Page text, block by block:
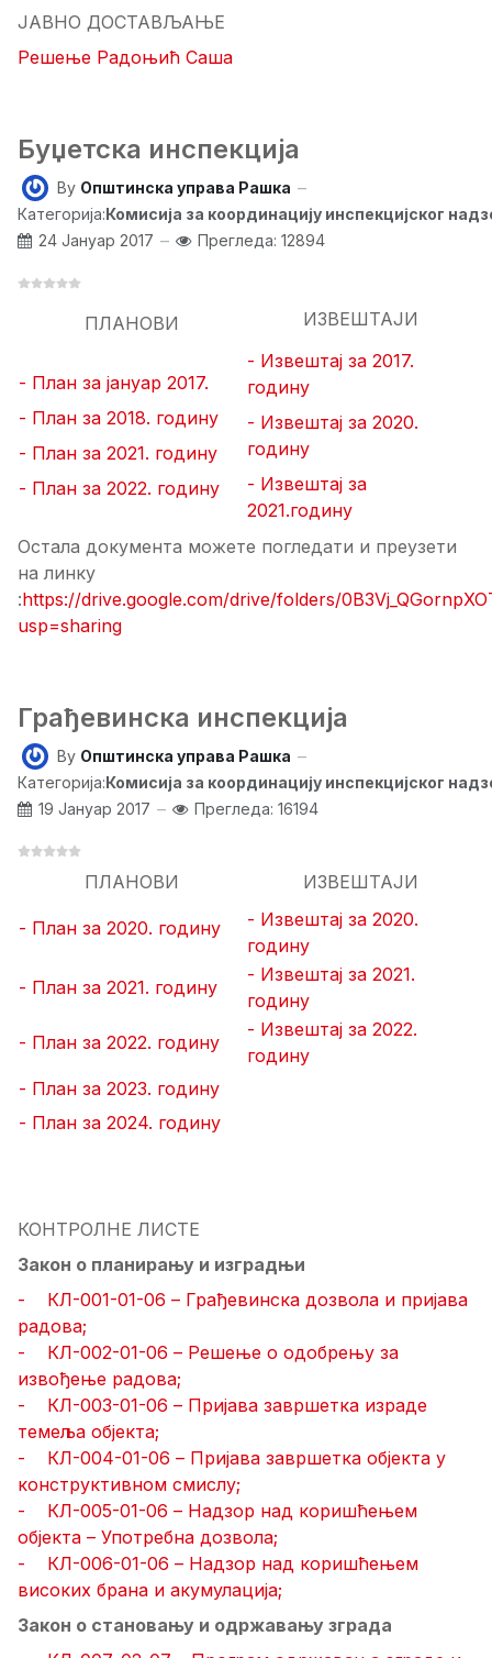
ЈАВНО ДОСТАВЉАЊЕ
Решење Радоњић Саша
Буџетска инспекција
By Општинска управа Рашка
Категорија:Комисија за координацију инспекцијског
24 Јануар 2017
Прегледа: 12894
ПЛАНОВИ ИЗВЕШТАЈИ
- План за јануар 2017.
- План за 2018. годину
- План за 2021. годину
- План за 2022. годину
- Извештај за 2017.
годину
- Извештај за 2020.
годину
- Извештај за
2021.годину
Остала документа можете погледати и преузети
на линку
:https://drive.google.com/drive/folders/
usp=sharing
Грађевинска инспекција
By Општинска управа Рашка
Категорија:Комисија за координацију инспекцијског
19 Јануар 2017
Прегледа: 16194
ПЛАНОВИ ИЗВЕШТАЈИ
- План за 2020. годину
- Извештај за 2020.
годину
- План за 2021. годину
- Извештај за 2021.
годину
- План за 2022. годину
- Извештај за 2022.
годину
- План за 2023. годину
- План за 2024. годину
КОНТРОЛНЕ ЛИСТЕ
Закон о планирању и изградњи
- КЛ-001-01-06 – Грађевинска дозвола и пријава
радова;
- КЛ-002-01-06 – Решење о одобрењу за
извођење радова;
- КЛ-003-01-06 – Пријава завршетка израде
темеља објекта;
- КЛ-004-01-06 – Пријава завршетка објекта у
конструктивном смислу;
- КЛ-005-01-06 – Надзор над коришћењем
објекта – Употребна дозвола;
- КЛ-006-01-06 – Надзор над коришћењем
високих брана и акумулација;
Закон о становању и одржавању зграда